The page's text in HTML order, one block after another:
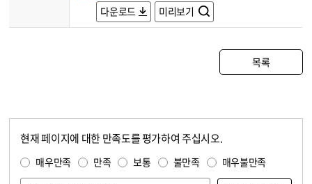
다운로드
미리보기
목록
현재 페이지에 대한 만족도를 평가하여 주십시오.
매우만족 만족 보통 불만족 매우불만족